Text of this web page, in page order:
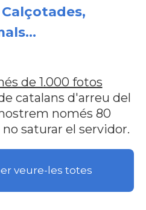
de 1.000 fotos
catalans d'arreu del
només 80
saturar el servidor.
veure-les totes